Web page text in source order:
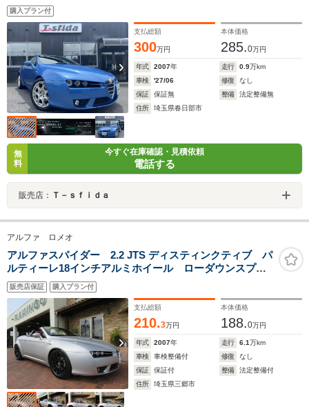
トハイビーム 両側パ
ワスラ
フォグライト
購入プラン付
支払総額
300万円
本体価格
285.0万円
年式 2007年 走行 0.9万km
車検
'27/06 修復
なし
保証
保証無 整備
法定整備無
住所
埼玉県春日部市
無
料
今すぐ在庫確認・見積依頼
電話する
販売店： Ｔ－ｓｆｉｄａ
アルファ ロメオ
アルファスパイダー 2.2 JTS ディスティンクティブ パ
ルティーレ18インチアルミホイール ローダウンスプリ
ング バックカメラ 赤革シート シートヒーター パ
ワーシート ETC
販売店保証 購入プラン付
支払総額
210.3万円
本体価格
188.0万円
年式 2007年 走行 6.1万km
車検
車検整備付 修復
なし
保証
保証付 整備
法定整備付
住所
埼玉県三郷市